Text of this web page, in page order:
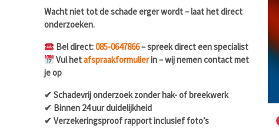
Wacht niet tot de schade erger wordt – laat het direct
onderzoeken.
Bel direct:085-0647866– spreek direct een specialist
Vul hetafspraakformulierin – wij nemen contact met
je op
✔ Schadevrij onderzoek zonder hak- of breekwerk
✔ Binnen 24 uur duidelijkheid
✔ Verzekeringsproof rapport inclusief foto’s